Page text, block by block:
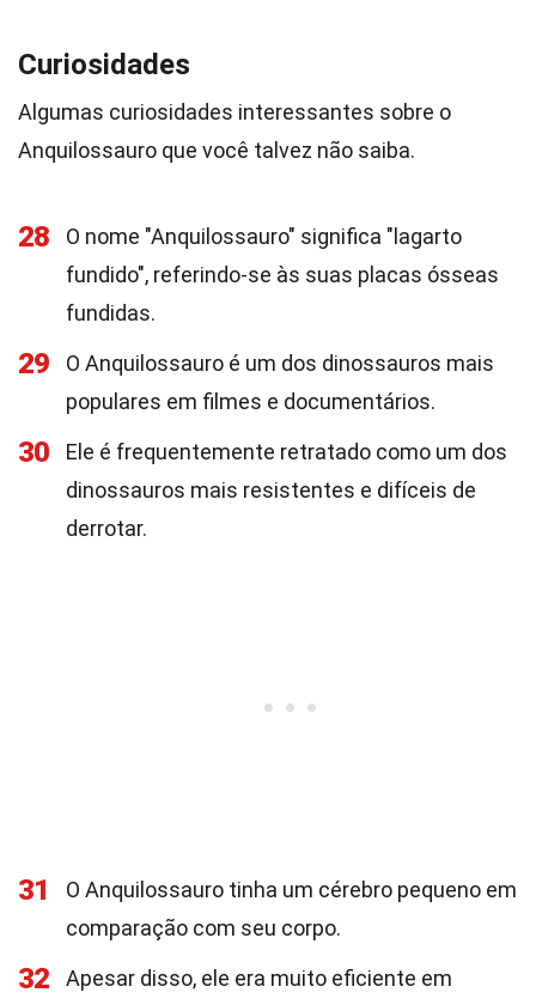
Curiosidades
Algumas curiosidades interessantes sobre o
Anquilossauro que você talvez não saiba.
28
O nome "Anquilossauro" significa "lagarto
fundido", referindo-se às suas placas ósseas
fundidas.
29
O Anquilossauro é um dos dinossauros mais
populares em filmes e documentários.
30
Ele é frequentemente retratado como um dos
dinossauros mais resistentes e difíceis de
derrotar.
31
O Anquilossauro tinha um cérebro pequeno em
comparação com seu corpo.
32
Apesar disso, ele era muito eficiente em